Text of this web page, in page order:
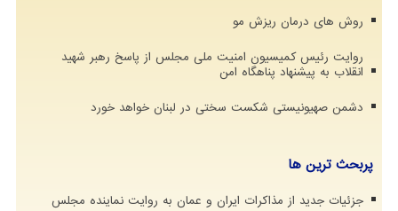
روش های درمان ریزش مو
روایت رئیس کمیسیون امنیت ملی مجلس از پاسخ رهبر شهید
انقلاب به پیشنهاد پناهگاه امن
دشمن صهیونیستی شکست سختی در لبنان خواهد خورد
پربحث ترین ها
جزئیات جدید از مذاکرات ایران و عمان به روایت نماینده مجلس